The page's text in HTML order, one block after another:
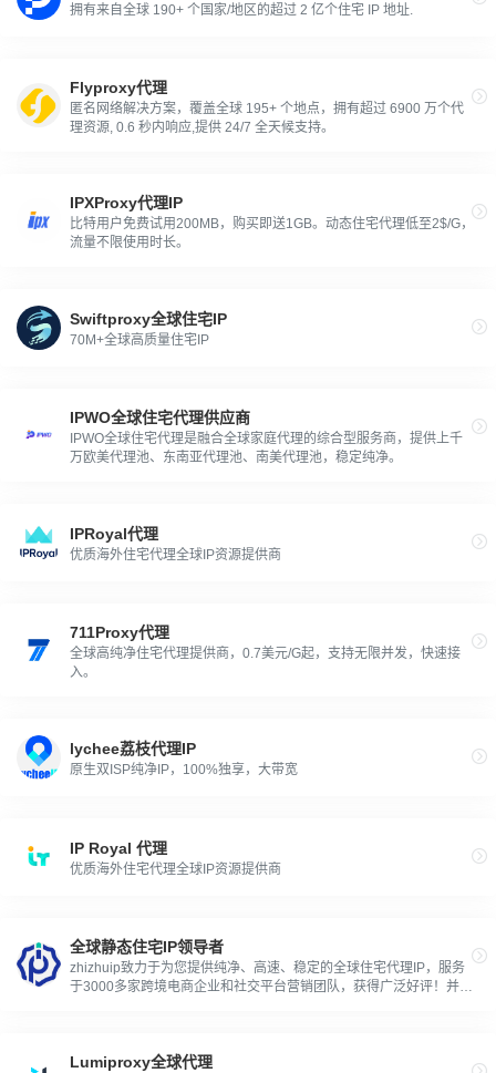
拥有来自全球 190+ 个国家/地区的超过 2 亿个住宅 IP 地址.
Flyproxy代理
匿名网络解决方案，覆盖全球 195+ 个地点，拥有超过 6900 万个代
理资源, 0.6 秒内响应,提供 24/7 全天候支持。
IPXProxy代理IP
比特用户免费试用200MB，购买即送1GB。动态住宅代理低至2$/G，
流量不限使用时长。
Swiftproxy全球住宅IP
70M+全球高质量住宅IP
IPWO全球住宅代理供应商
IPWO全球住宅代理是融合全球家庭代理的综合型服务商，提供上千
万欧美代理池、东南亚代理池、南美代理池，稳定纯净。
IPRoyal代理
优质海外住宅代理全球IP资源提供商
711Proxy代理
全球高纯净住宅代理提供商，0.7美元/G起，支持无限并发，快速接
入。
lychee荔枝代理IP
原生双ISP纯净IP，100%独享，大带宽
IP Royal 代理
优质海外住宅代理全球IP资源提供商
全球静态住宅IP领导者
zhizhuip致力于为您提供纯净、高速、稳定的全球住宅代理IP，服务
于3000多家跨境电商企业和社交平台营销团队，获得广泛好评！并有
Lumiproxy全球代理